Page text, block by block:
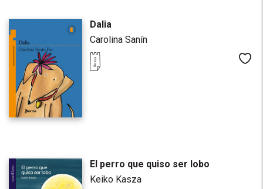
Dalia
Carolina Sanín
El perro que quiso ser lobo
Keiko Kasza